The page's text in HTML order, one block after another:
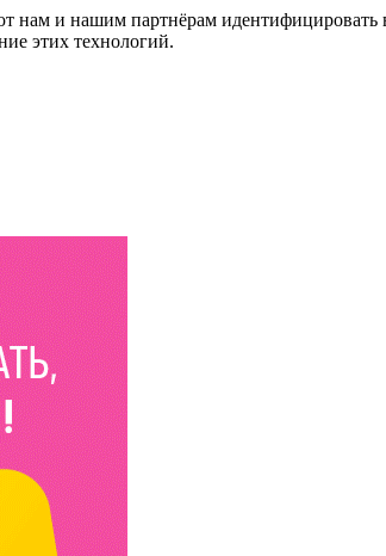
и нашим партнёрам идентифицировать
этих технологий.